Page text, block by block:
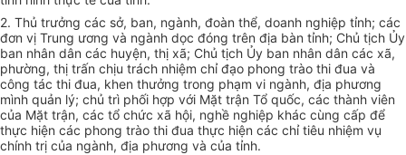
2. Thủ trưởng các sở, ban, ngành, đoàn thể, doanh nghiệp tỉnh; các
đơn vị Trung ương và ngành dọc đóng trên địa bàn tỉnh; Chủ tịch Ủy
ban nhân dân các huyện, thị xã; Chủ tịch Ủy ban nhân dân các xã,
phường, thị trấn chịu trách nhiệm chỉ đạo phong trào thi đua và
công tác thi đua, khen thưởng trong phạm vi ngành, địa phương
mình quản lý; chủ trì phối hợp với Mặt trận Tổ quốc, các thành viên
của Mặt trận, các tổ chức xã hội, nghề nghiệp khác cùng cấp để
thực hiện các phong trào thi đua thực hiện các chỉ tiêu nhiệm vụ
chính trị của ngành, địa phương và của tỉnh.